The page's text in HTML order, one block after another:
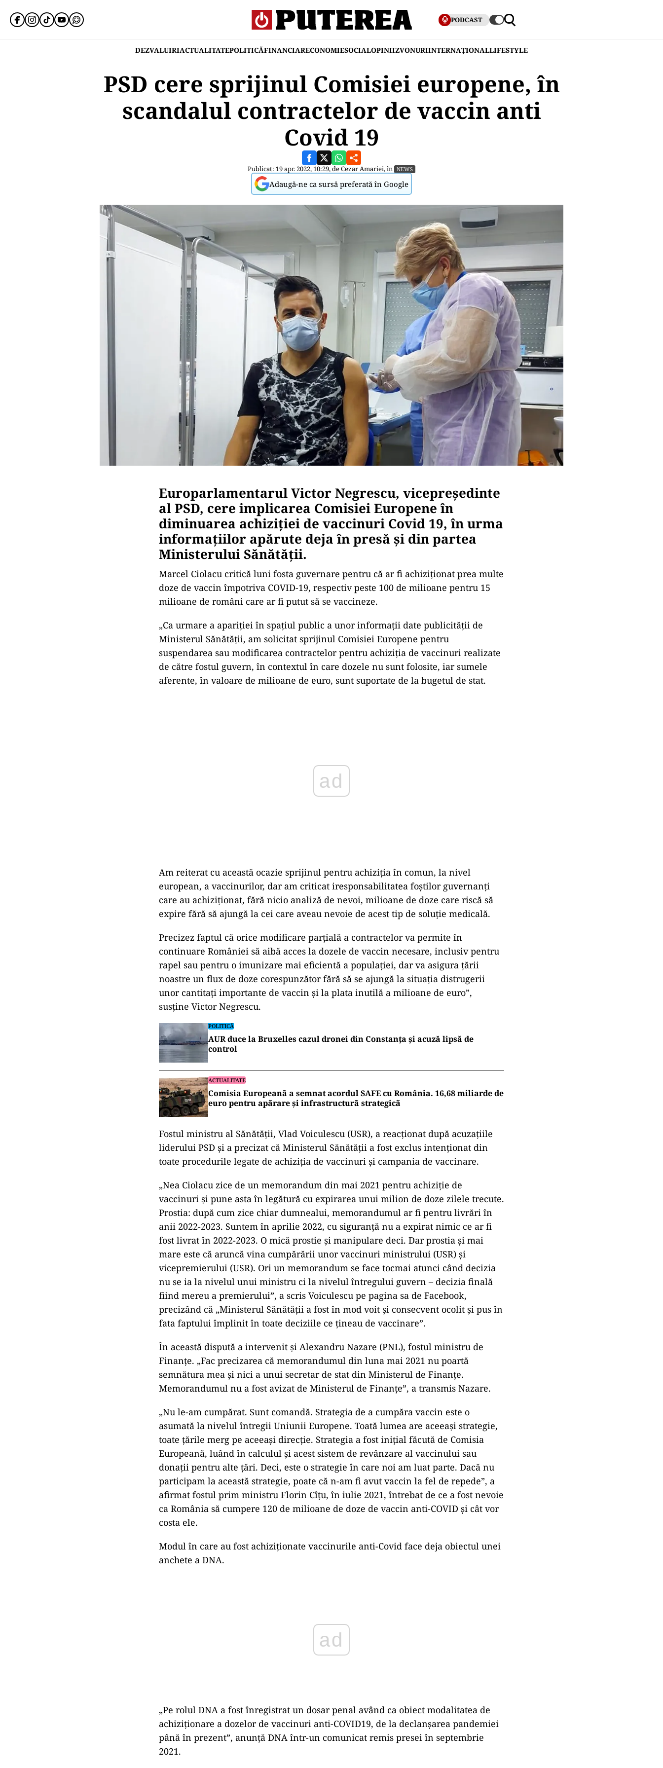
PODCAST
DEZVALUIRIACTUALITATEPOLITICĂFINANCIARECONOMIESOCIALOPINIIZVONURIINTERNAȚIONALLIFESTYLE
PSD cere sprijinul Comisiei europene, în
scandalul contractelor de vaccin anti
Covid 19
Publicat: 19 apr. 2022, 10:29, deCezar Amariei, în NEWS
Adaugă-ne ca sursă preferată în Google
Europarlamentarul Victor Negrescu, vicepreședinte
al PSD, cere implicarea Comisiei Europene în
diminuarea achiziției de vaccinuri Covid 19, în urma
informațiilor apărute deja în presă și din partea
Ministerului Sănătății.
Marcel Ciolacu critică luni fosta guvernare pentru că ar fi achiziţionat prea multe
doze de vaccin împotriva COVID-19, respectiv peste 100 de milioane pentru 15
milioane de români care ar fi putut să se vaccineze.
„Ca urmare a apariției în spațiul public a unor informații date publicității de
Ministerul Sănătății, am solicitat sprijinul Comisiei Europene pentru
suspendarea sau modificarea contractelor pentru achiziția de vaccinuri realizate
de către fostul guvern, în contextul în care dozele nu sunt folosite, iar sumele
aferente, în valoare de milioane de euro, sunt suportate de la bugetul de stat.
Am reiterat cu această ocazie sprijinul pentru achiziția în comun, la nivel
european, a vaccinurilor, dar am criticat iresponsabilitatea foștilor guvernanți
care au achiziționat, fără nicio analiză de nevoi, milioane de doze care riscă să
expire fără să ajungă la cei care aveau nevoie de acest tip de soluție medicală.
Precizez faptul că orice modificare parțială a contractelor va permite în
continuare României să aibă acces la dozele de vaccin necesare, inclusiv pentru
rapel sau pentru o imunizare mai eficientă a populației, dar va asigura țării
noastre un flux de doze corespunzător fără să se ajungă la situația distrugerii
unor cantitați importante de vaccin și la plata inutilă a milioane de euro”,
susține Victor Negrescu.
POLITICĂ
AUR duce la Bruxelles cazul dronei din Constanța și acuză lipsă de
control
ACTUALITATE
Comisia Europeanã a semnat acordul SAFE cu România. 16,68 miliarde de
euro pentru apãrare și infrastructurã strategicã
Fostul ministru al Sănătății, Vlad Voiculescu (USR), a reacţionat după acuzaţiile
liderului PSD şi a precizat că Ministerul Sănătăţii a fost exclus intenționat din
toate procedurile legate de achiziţia de vaccinuri şi campania de vaccinare.
„Nea Ciolacu zice de un memorandum din mai 2021 pentru achiziţie de
vaccinuri şi pune asta în legătură cu expirarea unui milion de doze zilele trecute.
Prostia: după cum zice chiar dumnealui, memorandumul ar fi pentru livrări în
anii 2022-2023. Suntem în aprilie 2022, cu siguranţă nu a expirat nimic ce ar fi
fost livrat în 2022-2023. O mică prostie şi manipulare deci. Dar prostia şi mai
mare este că aruncă vina cumpărării unor vaccinuri ministrului (USR) şi
vicepremierului (USR). Ori un memorandum se face tocmai atunci când decizia
nu se ia la nivelul unui ministru ci la nivelul întregului guvern – decizia finală
fiind mereu a premierului”, a scris Voiculescu pe pagina sa de Facebook,
precizând că „Ministerul Sănătăţii a fost în mod voit şi consecvent ocolit şi pus în
fata faptului împlinit în toate deciziile ce ţineau de vaccinare”.
În această dispută a intervenit și Alexandru Nazare (PNL), fostul ministru de
Finanţe. „Fac precizarea că memorandumul din luna mai 2021 nu poartă
semnătura mea şi nici a unui secretar de stat din Ministerul de Finanţe.
Memorandumul nu a fost avizat de Ministerul de Finanţe”, a transmis Nazare.
„Nu le-am cumpărat. Sunt comandă. Strategia de a cumpăra vaccin este o
asumată la nivelul întregii Uniunii Europene. Toată lumea are aceeaşi strategie,
toate ţările merg pe aceeaşi direcţie. Strategia a fost iniţial făcută de Comisia
Europeană, luând în calculul şi acest sistem de revânzare al vaccinului sau
donaţii pentru alte ţări. Deci, este o strategie în care noi am luat parte. Dacă nu
participam la această strategie, poate că n-am fi avut vaccin la fel de repede”, a
afirmat fostul prim ministru Florin Cîţu, în iulie 2021, întrebat de ce a fost nevoie
ca România să cumpere 120 de milioane de doze de vaccin anti-COVID şi cât vor
costa ele.
Modul în care au fost achiziționate vaccinurile anti-Covid face deja obiectul unei
anchete a DNA.
ad
„Pe rolul DNA a fost înregistrat un dosar penal având ca obiect modalitatea de
achiziționare a dozelor de vaccinuri anti-COVID19, de la declanșarea pandemiei
până în prezent”, anunță DNA într-un comunicat remis presei în septembrie
2021.